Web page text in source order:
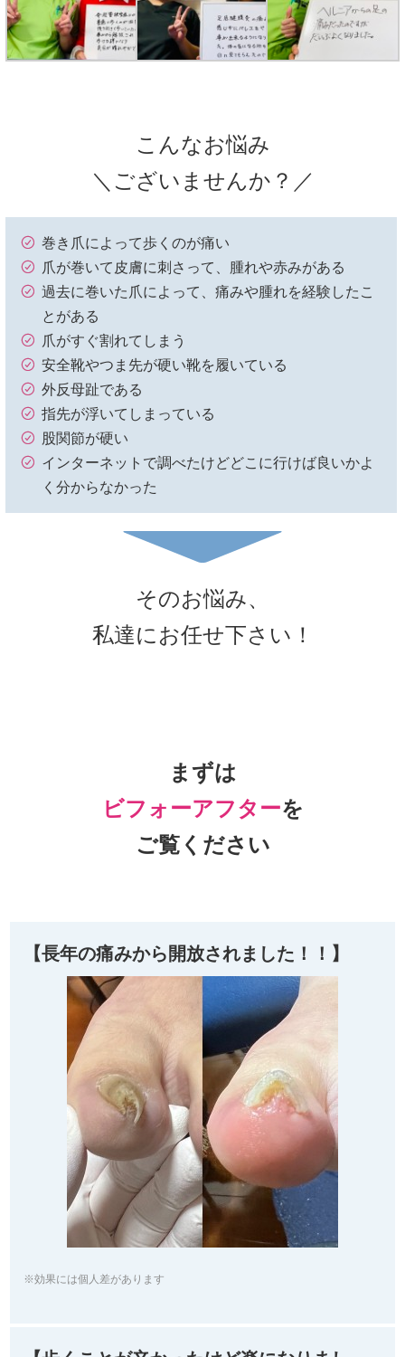
こんなお悩み
＼ございませんか？／
巻き爪によって歩くのが痛い
爪が巻いて皮膚に刺さって、腫れや赤みがある
過去に巻いた爪によって、痛みや腫れを経験したこ
とがある
爪がすぐ割れてしまう
安全靴やつま先が硬い靴を履いている
外反母趾である
指先が浮いてしまっている
股関節が硬い
インターネットで調べたけどどこに行けば良いかよ
く分からなかった
そのお悩み、
私達にお任せ下さい！
まずは
ビフォーアフターを
ご覧ください
【長年の痛みから開放されました！！】
※効果には個人差があります